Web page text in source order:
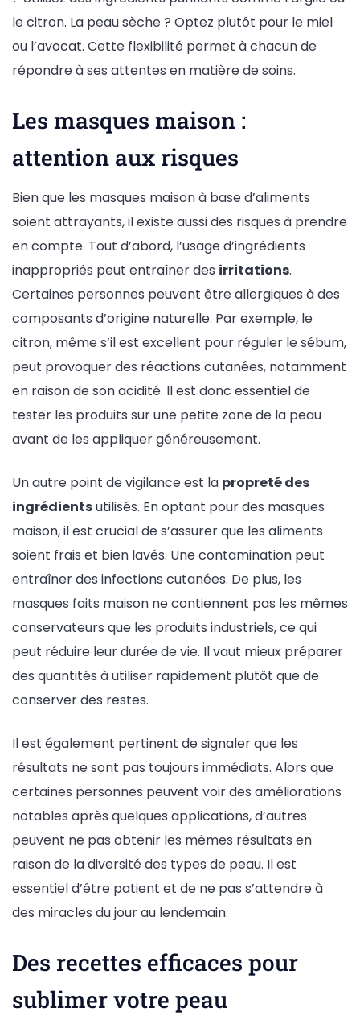
le citron. La peau sèche ? Optez plutôt pour le miel
ou l’avocat. Cette flexibilité permet à chacun de
répondre à ses attentes en matière de soins.
Les masques maison :
attention aux risques
Bien que les masques maison à base d’aliments
soient attrayants, il existe aussi des risques à prendre
en compte. Tout d’abord, l’usage d’ingrédients
inappropriés peut entraîner des irritations.
Certaines personnes peuvent être allergiques à des
composants d’origine naturelle. Par exemple, le
citron, même s’il est excellent pour réguler le sébum,
peut provoquer des réactions cutanées, notamment
en raison de son acidité. Il est donc essentiel de
tester les produits sur une petite zone de la peau
avant de les appliquer généreusement.
Un autre point de vigilance est la propreté des
ingrédientsutilisés. En optant pour des masques
maison, il est crucial de s’assurer que les aliments
soient frais et bien lavés. Une contamination peut
entraîner des infections cutanées. De plus, les
masques faits maison ne contiennent pas les mêmes
conservateurs que les produits industriels, ce qui
peut réduire leur durée de vie. Il vaut mieux préparer
des quantités à utiliser rapidement plutôt que de
conserver des restes.
Il est également pertinent de signaler que les
résultats ne sont pas toujours immédiats. Alors que
certaines personnes peuvent voir des améliorations
notables après quelques applications, d’autres
peuvent ne pas obtenir les mêmes résultats en
raison de la diversité des types de peau. Il est
essentiel d’être patient et de ne pas s’attendre à
des miracles du jour au lendemain.
Des recettes efficaces pour
sublimer votre peau